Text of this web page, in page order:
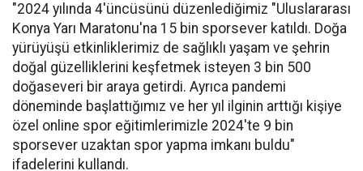
"2024 yılında 4'üncüsünü düzenlediğimiz "Uluslararası
Konya Yarı Maratonu'na 15 bin sporsever katıldı. Doğa
yürüyüşü etkinliklerimiz de sağlıklı yaşam ve şehrin
doğal güzelliklerini keşfetmek isteyen 3 bin 500
doğaseveri bir araya getirdi. Ayrıca pandemi
döneminde başlattığımız ve her yıl ilginin arttığı kişiye
özel online spor eğitimlerimizle 2024'te 9 bin
sporsever uzaktan spor yapma imkanı buldu"
ifadelerini kullandı.